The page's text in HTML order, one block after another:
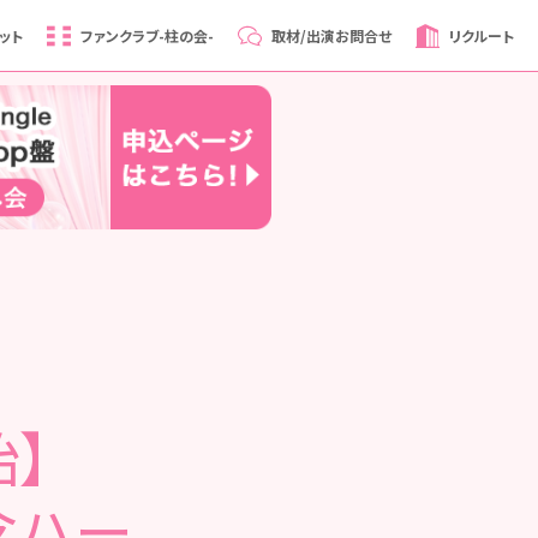
ト ファンクラブ-柱の会- 取材/出演お問合せ リクルート